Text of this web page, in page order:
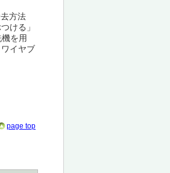
方法
ける」
を用
イヤブ
page top